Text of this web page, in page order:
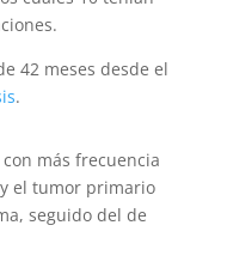
42 meses desde el
.
más frecuencia
el tumor primario
seguido del de